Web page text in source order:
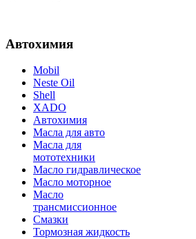
Автохимия
Mobil
Neste Oil
Shell
XADO
Автохимия
Масла для авто
Масла для
мототехники
Масло гидравлическое
Масло моторное
Масло
трансмиссионное
Смазки
Тормозная жидкость